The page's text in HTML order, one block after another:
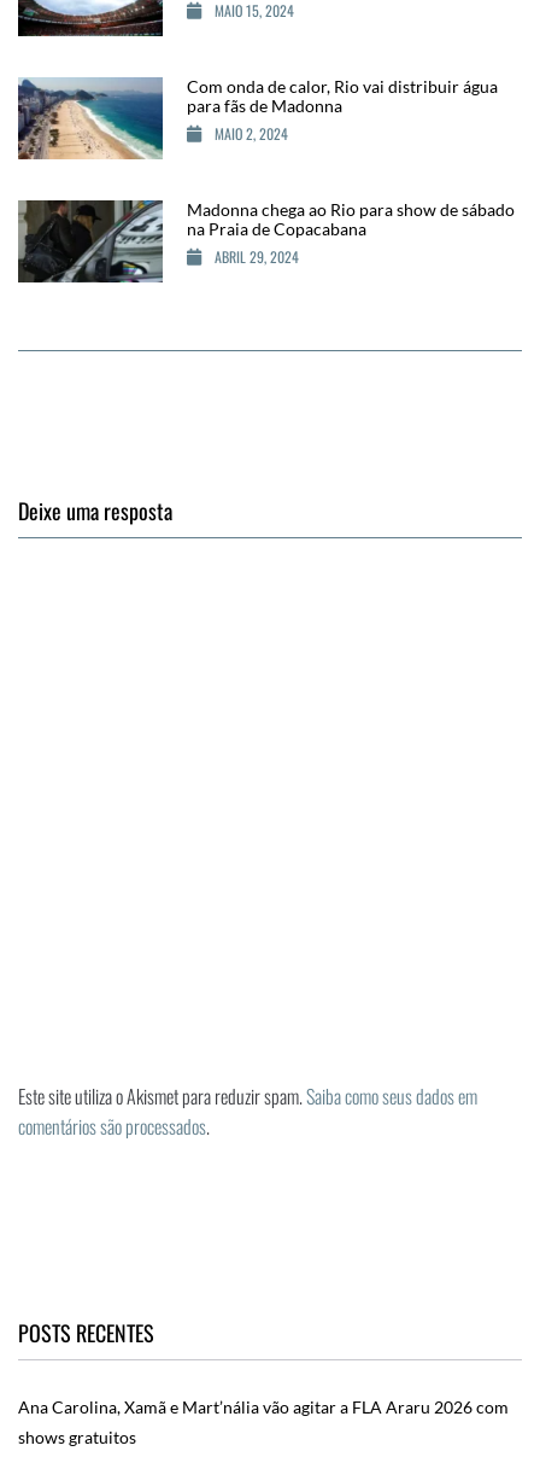
MAIO 15, 2024
Com onda de calor, Rio vai distribuir água
para fãs de Madonna
MAIO 2, 2024
Madonna chega ao Rio para show de sábado
na Praia de Copacabana
ABRIL 29, 2024
Deixe uma resposta
Este site utiliza o Akismet para reduzir spam.Saiba como seus dados em
comentários são processados.
POSTS RECENTES
Ana Carolina, Xamã e Mart’nália vão agitar a FLA Araru 2026 com
shows gratuitos